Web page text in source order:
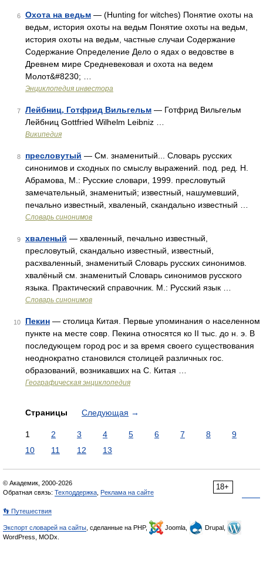
6 Охота на ведьм — (Hunting for witches) Понятие охоты на
ведьм, история охоты на ведьм Понятие охоты на ведьм,
история охоты на ведьм, частные случаи Содержание
Содержание Определение Дело о ядах о ведовстве в
Древнем мире Средневековая и охота на ведем
Молот&#8230; …
Энциклопедия инвестора
7 Лейбниц, Готфрид Вильгельм — Готфрид Вильгельм
Лейбниц Gottfried Wilhelm Leibniz …
Википедия
8 пресловутый — См. знаменитый... Словарь русских
синонимов и сходных по смыслу выражений. под. ред. Н.
Абрамова, М.: Русские словари, 1999. пресловутый
замечательный, знаменитый; известный, нашумевший,
печально известный, хваленый, скандально известный …
Словарь синонимов
9 хваленый — хваленный, печально известный,
пресловутый, скандально известный, известный,
расхваленный, знаменитый Словарь русских синонимов.
хвалёный см. знаменитый Словарь синонимов русского
языка. Практический справочник. М.: Русский язык …
Словарь синонимов
10 Пекин — столица Китая. Первые упоминания о населенном
пункте на месте совр. Пекина относятся ко II тыс. до н. э. В
последующем город рос и за время своего существования
неоднократно становился столицей различных гос.
образований, возникавших на С. Китая …
Географическая энциклопедия
Страницы Следующая →
1 2 3 4 5 6 7 8
9
10
11 12 13
18+
© Академик, 2000-2026
Обратная связь: Техподдержка Реклама на сайте
👣 Путешествия
Экспорт словарей на сайты , сделанные на PHP, Joomla,
Drupal,
WordPress, MODx.